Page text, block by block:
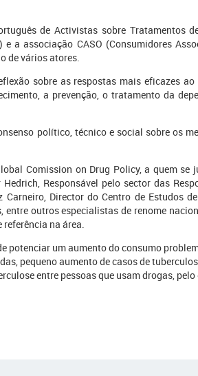
de Activistas sobre Tratamentos
e a associação CASO (Consumidores
de vários atores.
sobre as respostas mais eficazes
a prevenção, o tratamento da
político, técnico e social sobre os
Comission on Drug Policy, a quem se
Responsável pelo sector das
Director do Centro de Estudos
outros especialistas de renome
referência na área.
potenciar um aumento do consumo
pequeno aumento de casos de
entre pessoas que usam drogas,